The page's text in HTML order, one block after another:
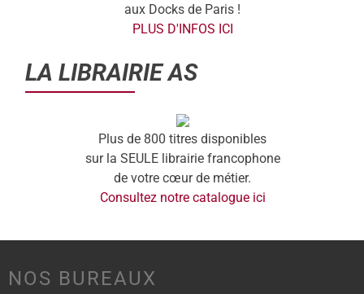
aux Docks de Paris !
PLUS D'INFOS ICI
LA LIBRAIRIE AS
Plus de 800 titres disponibles
sur la SEULE librairie francophone
de votre cœur de métier.
Consultez notre catalogue ici
NOS BUREAUX